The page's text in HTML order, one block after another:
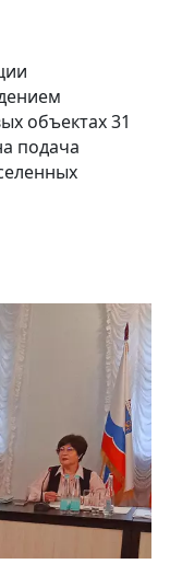
объектах 31
подача